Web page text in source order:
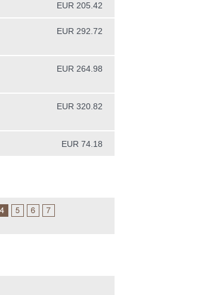
EUR 205.42
EUR 292.72
EUR 264.98
EUR 320.82
EUR 74.18